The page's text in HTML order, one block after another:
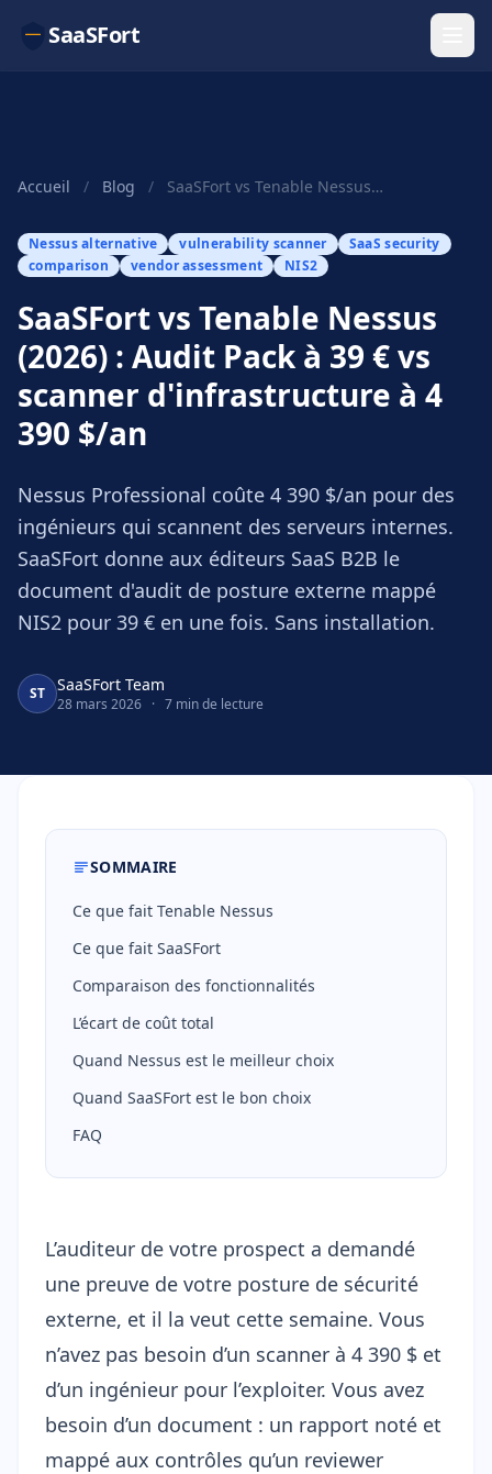
SaaSFort
Accueil / Blog / SaaSFort vs Tenable Nessus (2026) : Audit Pack à 39 € vs scanner d'infrastructure à 4 390 $/an
Nessus alternative vulnerability scanner
SaaS security
comparison
vendor assessment NIS2
SaaSFort vs Tenable Nessus
(2026) : Audit Pack à 39 € vs
scanner d'infrastructure à 4
390 $/an
Nessus Professional coûte 4 390 $/an pour des
ingénieurs qui scannent des serveurs internes.
SaaSFort donne aux éditeurs SaaS B2B le
document d'audit de posture externe mappé
NIS2 pour 39 € en une fois. Sans installation.
ST SaaSFort Team
28 mars 2026 · 7 min de lecture
SOMMAIRE
Ce que fait Tenable Nessus
Ce que fait SaaSFort
Comparaison des fonctionnalités
L’écart de coût total
Quand Nessus est le meilleur choix
Quand SaaSFort est le bon choix
FAQ
L’auditeur de votre prospect a demandé
une preuve de votre posture de sécurité
externe, et il la veut cette semaine. Vous
n’avez pas besoin d’un scanner à 4 390 $ et
d’un ingénieur pour l’exploiter. Vous avez
besoin d’un document : un rapport noté et
mappé aux contrôles qu’un reviewer